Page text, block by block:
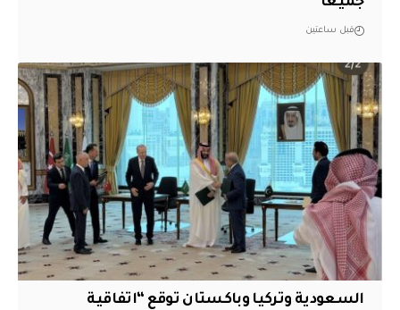
قبل ساعتين
السعودية وتركيا وباكستان توقع “اتفاقية